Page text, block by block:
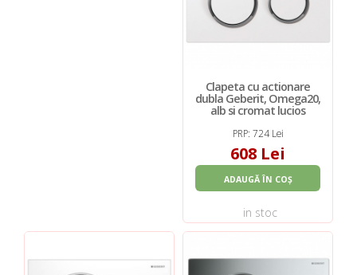
Clapeta cu actionare
dubla Geberit, Omega20,
alb si cromat lucios
PRP: 724 Lei
608 Lei
ADAUGĂ ÎN COȘ
in stoc